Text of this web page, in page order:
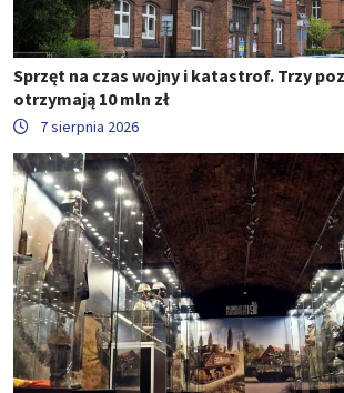
Sprzęt na czas wojny i katastrof. Trzy
otrzymają 10 mln zł
7 sierpnia 2026